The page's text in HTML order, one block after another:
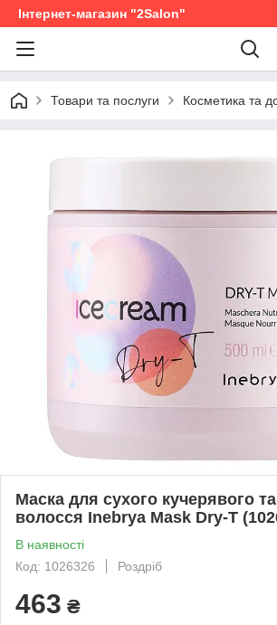
Інтернет-магазин "2Salon"
Товари та послуги Косметика та
Маска для сухого кучерявого
волосся Inebrya Mask Dry-T
В наявності
Код: 1026326
Роздріб
463 ₴